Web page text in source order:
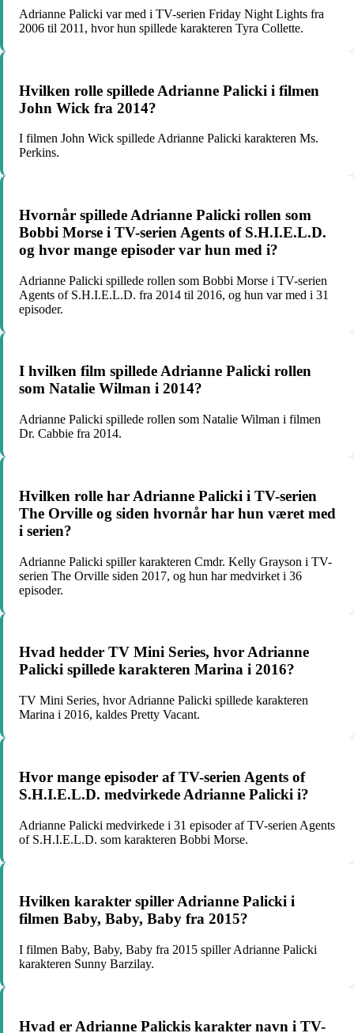
Adrianne Palicki var med i TV-serien Friday Night Lights fra
2006 til 2011, hvor hun spillede karakteren Tyra Collette.
Hvilken rolle spillede Adrianne Palicki i filmen
John Wick fra 2014?
I filmen John Wick spillede Adrianne Palicki karakteren Ms.
Perkins.
Hvornår spillede Adrianne Palicki rollen som
Bobbi Morse i TV-serien Agents of S.H.I.E.L.D.
og hvor mange episoder var hun med i?
Adrianne Palicki spillede rollen som Bobbi Morse i TV-serien
Agents of S.H.I.E.L.D. fra 2014 til 2016, og hun var med i 31
episoder.
I hvilken film spillede Adrianne Palicki rollen
som Natalie Wilman i 2014?
Adrianne Palicki spillede rollen som Natalie Wilman i filmen
Dr. Cabbie fra 2014.
Hvilken rolle har Adrianne Palicki i TV-serien
The Orville og siden hvornår har hun været med
i serien?
Adrianne Palicki spiller karakteren Cmdr. Kelly Grayson i TV-
serien The Orville siden 2017, og hun har medvirket i 36
episoder.
Hvad hedder TV Mini Series, hvor Adrianne
Palicki spillede karakteren Marina i 2016?
TV Mini Series, hvor Adrianne Palicki spillede karakteren
Marina i 2016, kaldes Pretty Vacant.
Hvor mange episoder af TV-serien Agents of
S.H.I.E.L.D. medvirkede Adrianne Palicki i?
Adrianne Palicki medvirkede i 31 episoder af TV-serien Agents
of S.H.I.E.L.D. som karakteren Bobbi Morse.
Hvilken karakter spiller Adrianne Palicki i
filmen Baby, Baby, Baby fra 2015?
I filmen Baby, Baby, Baby fra 2015 spiller Adrianne Palicki
karakteren Sunny Barzilay.
Hvad er Adrianne Palickis karakter navn i TV-